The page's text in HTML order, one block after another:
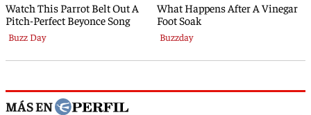
MÁS EN